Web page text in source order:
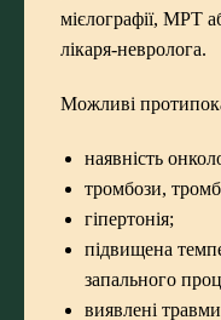
мієлографії, МРТ
лікаря-невролога.
Можливі
наявність
тромбози,
гіпертонія;
підвищена
запального
виявлені